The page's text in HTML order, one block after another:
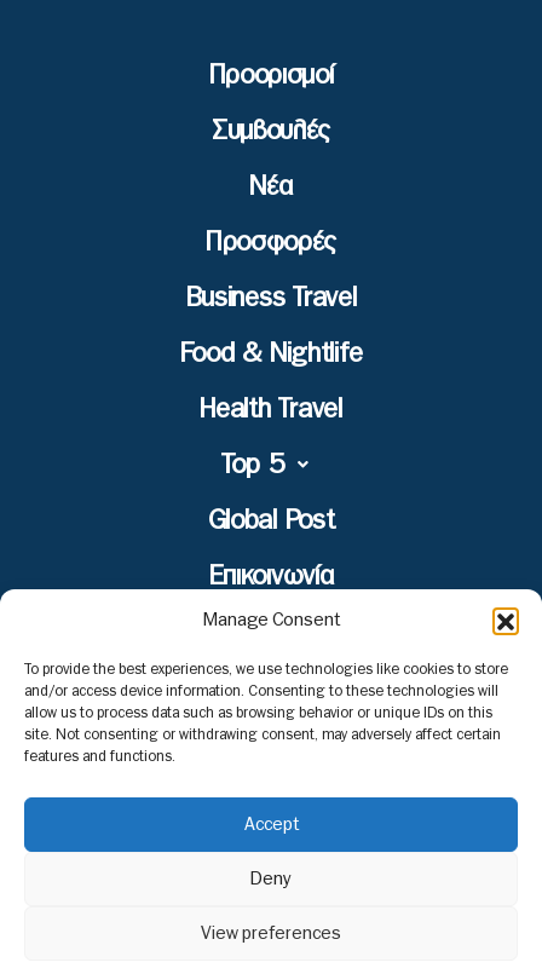
Manage Consent
To provide the best experiences, we use technologies like cookies to store
and/or access device information. Consenting to these technologies will
allow us to process data such as browsing behavior or unique IDs on this
site. Not consenting or withdrawing consent, may adversely affect certain
features and functions.
Accept
Deny
View preferences
Προορισμοί
Συμβουλές
Νέα
Προσφορές
Business Travel
Food & Nightlife
Health Travel
Top 5
Global Post
Επικοινωνία
Το περιεχόμενο στο www.nextravel.gr προορίζεται
αποκλειστικά για προσωπική χρήση από τους επισκέπτες. Η
χρήση ή η διάδοση, είτε τροποποιημένη είτε αμετάβλητη, σε